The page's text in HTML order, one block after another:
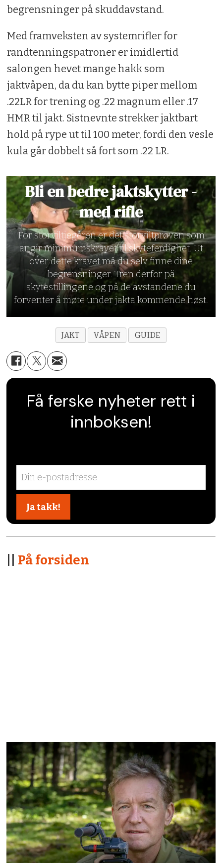
begrensninger på skuddavstand.
Med framveksten av systemrifler for
randtenningspatroner er imidlertid
salongen hevet mange hakk som
jaktvåpen, da du kan bytte piper mellom
.22LR for trening og .22 magnum eller .17
HMR til jakt. Sistnevnte strekker jaktbart
hold på rype ut til 100 meter, fordi den vesle
kula går dobbelt så fort som .22 LR.
Bli en bedre jaktskytter -
med rifle
For storviltjegeren er det storviltprøven som
angir minimumskravet til skyteferdighet. Ut
over dette kravet må du selv finne dine
begrensninger. Tren derfor på
skytestillingene og på de avstandene du
forventer å møte under jakta kommende høst.
JAKT VÅPEN GUIDE
Få ferske nyheter rett i
innboksen!
På forsiden